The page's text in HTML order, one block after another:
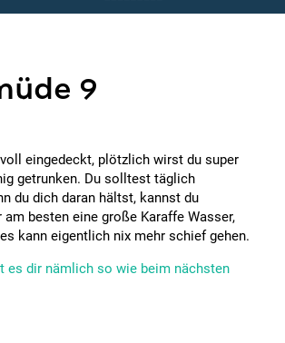
9
eingedeckt, plötzlich wirst du super
getrunken. Du solltest täglich
du dich daran hältst, kannst du
besten eine große Karaffe Wasser,
kann eigentlich nix mehr schief gehen.
es dir nämlich so wie beim nächsten